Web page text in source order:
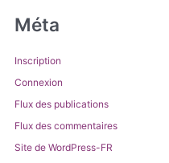
Méta
Inscription
Connexion
Flux des publications
Flux des commentaires
Site de WordPress-FR